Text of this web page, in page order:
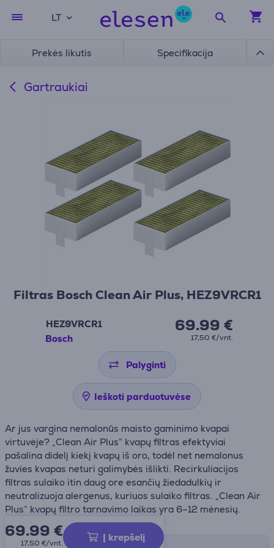
LT
Prekės likutis Specifikacija
Gartraukiai
Filtras Bosch Clean Air Plus, HEZ9VRCR1
HEZ9VRCR1
Bosch
69.99 €
17,50 €/vnt.
Palyginti
Ieškoti parduotuvėse
Ar jus vargina nemalonūs maisto gaminimo kvapai
virtuvėje? „Clean Air Plus“ kvapų filtras efektyviai
pašalina didelį kiekį kvapų iš oro, todėl net nemalonus
žuvies kvapas neturi galimybės išlikti. Recirkuliacijos
filtras sulaiko itin daug ore esančių žiedadulkių ir
neutralizuoja alergenus, kuriuos sulaiko filtras. „Clean Air
Plus“ kvapų filtro tarnavimo laikas yra 6–12 mėnesių.
69.99 €
17,50 €/vnt. Į krepšelį